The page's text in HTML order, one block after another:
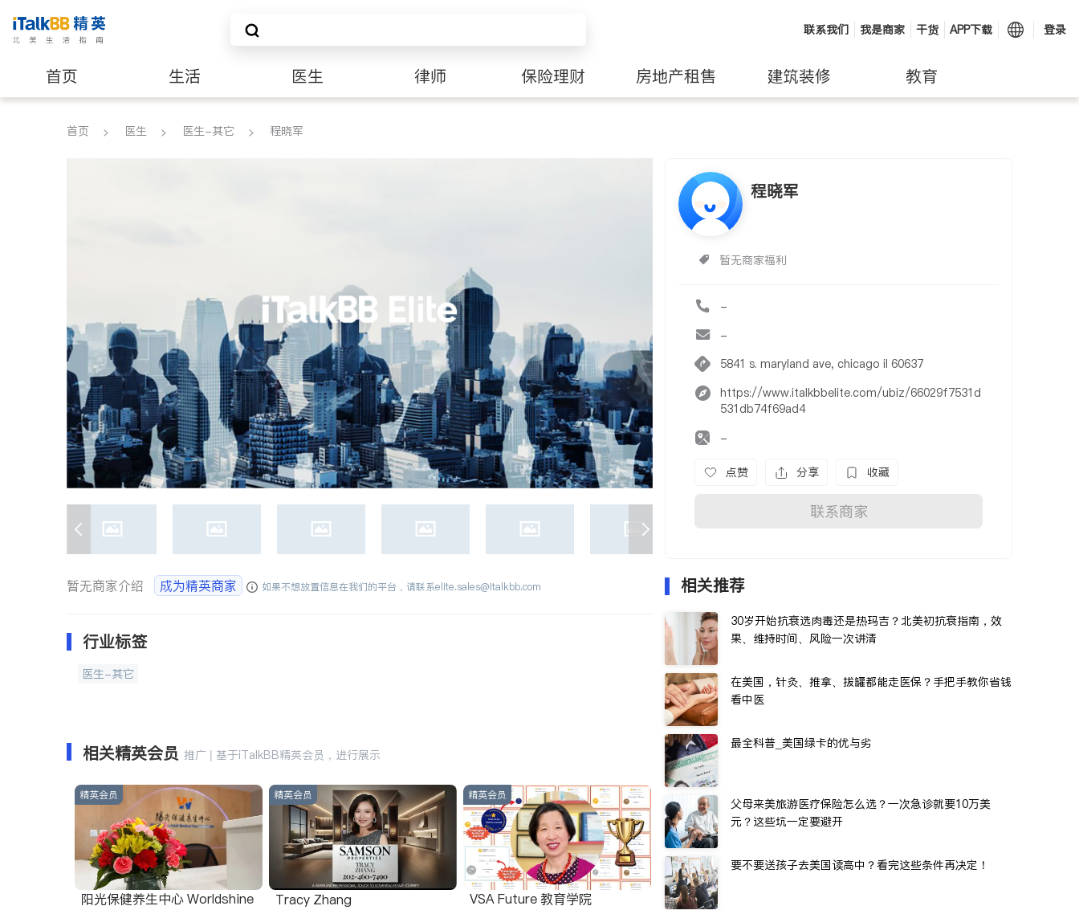
联系我们 我是商家 干货 APP下载 登录
首页 生活 医生 律师 保险理财 房地产租售 建筑装修 教育
养老 非盈利组织
首页 医生 医生-其它 程晓军
程晓军
暂无商家福利
-
-
5841 s. maryland ave, chicago il 60637
https://www.italkbbelite.com/ubiz/66029f7531d
531db74f69ad4
-
点赞 分享 收藏
联系商家
暂无商家介绍 成为精英商家 如果不想放置信息在我们的平台，请联系elite.sales@italkbb.com
行业标签
医生-其它
相关精英会员 推广 | 基于iTalkBB精英会员，进行展示
精英会员
阳光保健养生中心 Worldshine
精英会员
Tracy Zhang
精英会员
VSA Future 教育学院
相关推荐
30岁开始抗衰选肉毒还是热玛吉？北美初抗衰指南，效
果、维持时间、风险一次讲清
在美国，针灸、推拿、拔罐都能走医保？手把手教你省钱
看中医
最全科普_美国绿卡的优与劣
父母来美旅游医疗保险怎么选？一次急诊就要10万美
元？这些坑一定要避开
要不要送孩子去美国读高中？看完这些条件再决定！